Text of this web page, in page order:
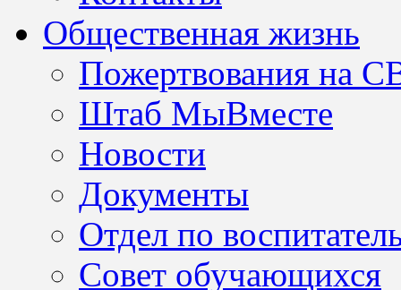
Общественная жизнь
Пожертвования на
Штаб МыВместе
Новости
Документы
Отдел по
Совет обучающихся